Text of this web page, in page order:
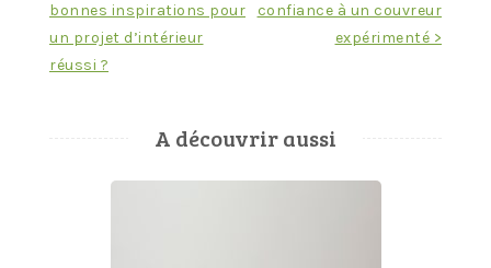
l’article
bonnes inspirations pour
un projet d’intérieur
réussi ?
confiance à un couvreur
expérimenté >
A découvrir aussi